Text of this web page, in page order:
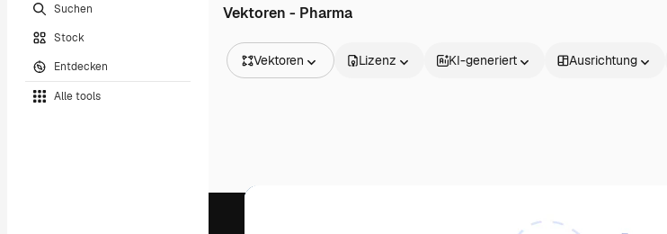
Suchen
Stock
Entdecken
Alle tools
Vektoren - Pharma
Vektoren
Videos
Lizenz KI-generiert Ausrichtung